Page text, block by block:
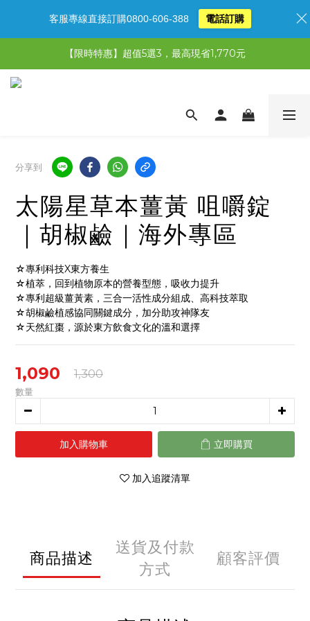
【限時特惠】全館滿1,000送500購物金！
【限時特惠】全館滿1,000送500購物金！
【限時特惠】超值5選3，最高現省1,770元
【限時特惠】全館滿1,000送500購物金！
分享到
太陽星草本薑黃 咀嚼錠
｜胡椒鹼｜海外專區
☆專利科技X東方養生
☆植萃，回到植物原本的營養型態，吸收力提升
☆專利超級薑黃素，三合一活性成分組成、高科技萃取
☆胡椒鹼植感協同關鍵成分，加分助攻神隊友
☆天然紅棗，源於東方飲食文化的溫和選擇
1,090 1,300
數量
加入購物車 立即購買
加入追蹤清單
商品描述
送貨及付款
方式
顧客評價
客服專線直接訂購0800-606-388 電話訂購